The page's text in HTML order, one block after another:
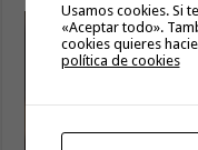
Usamos cookies. Si
«Aceptar todo».
cookies quieres
política de cookies